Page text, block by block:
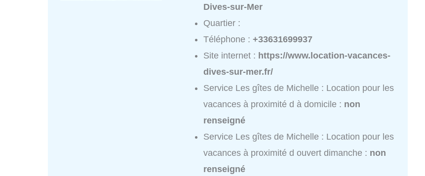
Dives-sur-Mer
Quartier :
Téléphone :+33631699937
Site internet : https://www.location-vacances-
dives-sur-mer.fr/
Service Les gîtes de Michelle : Location pour les
vacances à proximité d à domicile : non
renseigné
Service Les gîtes de Michelle : Location pour les
vacances à proximité d ouvert dimanche : non
renseigné